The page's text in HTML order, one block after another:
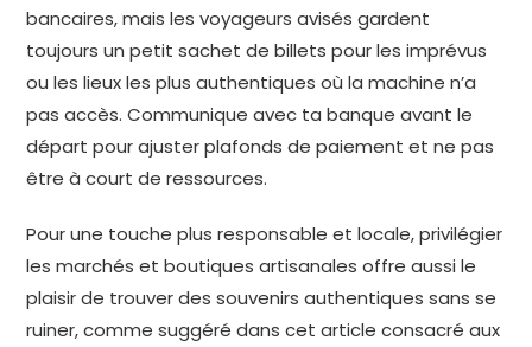
bancaires, mais les voyageurs avisés gardent
toujours un petit sachet de billets pour les imprévus
ou les lieux les plus authentiques où la machine n’a
pas accès. Communique avec ta banque avant le
départ pour ajuster plafonds de paiement et ne pas
être à court de ressources.
Pour une touche plus responsable et locale, privilégier
les marchés et boutiques artisanales offre aussi le
plaisir de trouver des souvenirs authentiques sans se
ruiner, comme suggéré dans cet article consacré aux